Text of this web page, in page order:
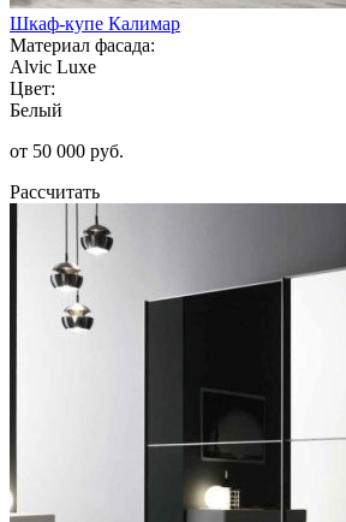
Шкаф-купе Калимар
Материал фасада:
Alvic Luxe
Цвет:
Белый
от 50 000 руб.
Рассчитать